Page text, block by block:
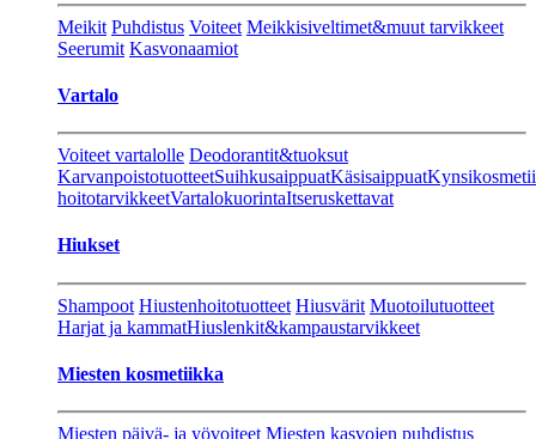
Meikit Puhdistus Voiteet Meikkisiveltimet&muut tarvikkeet
Seerumit Kasvonaamiot
Vartalo
Voiteet vartalolle Deodorantit&tuoksut
KarvanpoistotuotteetSuihkusaippuatKäsisaippuat
hoitotarvikkeetVartalokuorintaItseruskettavat
Hiukset
Shampoot Hiustenhoitotuotteet Hiusvärit Muotoilutuotteet
Harjat ja kammatHiuslenkit&kampaustarvikkeet
Miesten kosmetiikka
Miesten päivä- ja yövoiteet Miesten kasvojen puhdistus